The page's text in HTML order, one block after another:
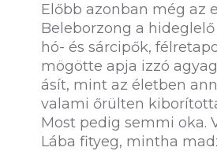
Előbb azonban még az
Beleborzong a hideglelő
hó- és sárcipők,
mögötte apja izzó
ásít, mint az életben
valami őrülten
Most pedig semmi oka.
Lába fityeg, mintha